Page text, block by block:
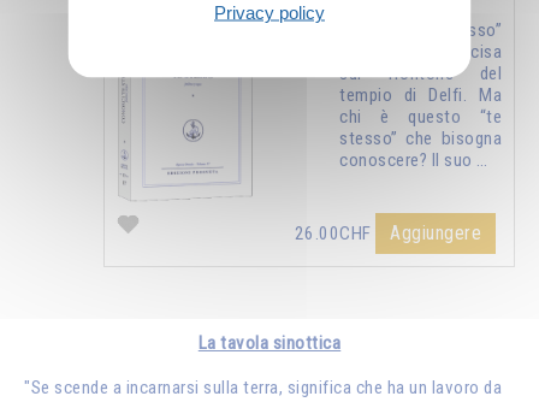
“Conosci te stesso”
è la formula incisa
sul frontone del
tempio di Delfi. Ma
chi è questo “te
stesso” che bisogna
conoscere? Il suo …
26.00CHF Aggiungere
La tavola sinottica
"Se scende a incarnarsi sulla terra, significa che ha un lavoro da
Privacy policy